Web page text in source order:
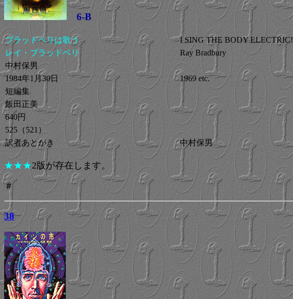
6-B
ブラッドベリは歌う
I SING THE BODY ELECTRIC!
レイ・ブラッドベリ
Ray Bradbury
中村保男
1984年1月30日
1969 etc.
短編集
飯田正美
640円
525（521）
訳者あとがき
中村保男
★★★2版が存在します。
＃
38